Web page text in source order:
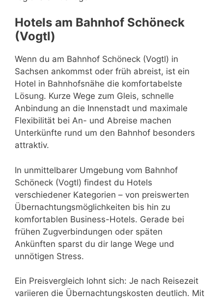
Hotels am Bahnhof Schöneck
(Vogtl)
Wenn du am Bahnhof Schöneck (Vogtl) in
Sachsen ankommst oder früh abreist, ist ein
Hotel in Bahnhofsnähe die komfortabelste
Lösung. Kurze Wege zum Gleis, schnelle
Anbindung an die Innenstadt und maximale
Flexibilität bei An- und Abreise machen
Unterkünfte rund um den Bahnhof besonders
attraktiv.
In unmittelbarer Umgebung vom Bahnhof
Schöneck (Vogtl) findest du Hotels
verschiedener Kategorien – von preiswerten
Übernachtungsmöglichkeiten bis hin zu
komfortablen Business-Hotels. Gerade bei
frühen Zugverbindungen oder späten
Ankünften sparst du dir lange Wege und
unnötigen Stress.
Ein Preisvergleich lohnt sich: Je nach Reisezeit
variieren die Übernachtungskosten deutlich. Mit